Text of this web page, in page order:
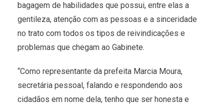
bagagem de habilidades que possui, entre elas a
gentileza, atenção com as pessoas e a sinceridade
no trato com todos os tipos de reivindicações e
problemas que chegam ao Gabinete.
“Como representante da prefeita Marcia Moura,
secretária pessoal, falando e respondendo aos
cidadãos em nome dela, tenho que ser honesta e